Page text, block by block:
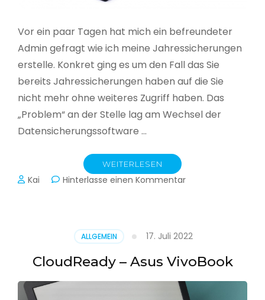
Vor ein paar Tagen hat mich ein befreundeter
Admin gefragt wie ich meine Jahressicherungen
erstelle. Konkret ging es um den Fall das Sie
bereits Jahressicherungen haben auf die Sie
nicht mehr ohne weiteres Zugriff haben. Das
„Problem“ an der Stelle lag am Wechsel der
Datensicherungssoftware …
WEITERLESEN
Kai Hinterlasse einen Kommentarzu
Jahressicherung
ALLGEMEIN 17. Juli 2022
CloudReady – Asus VivoBook